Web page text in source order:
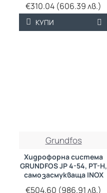
€310.04 (606.39 лв.)
КУПИ
Grundfos
Хидрофорна система
GRUNDFOS JP 4-54, PT-H,
самозасмукваща INOX
€504.60 (986.91 лв.)